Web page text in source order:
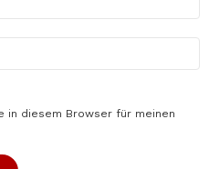
in diesem Browser für meinen